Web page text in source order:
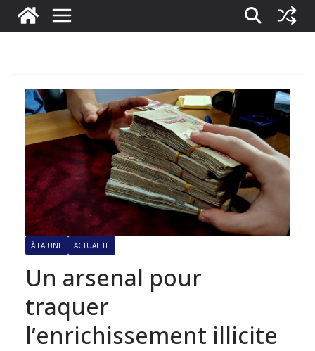
À LA UNE ACTUALITÉ
Un arsenal pour
traquer
l’enrichissement illicite